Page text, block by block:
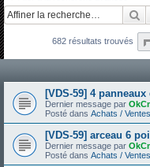
682 résultats trouvés
[VDS-59] 4
Dernier message par
Posté dans Achats /
[VDS-59] arceau 6
Dernier message par
Posté dans Achats /